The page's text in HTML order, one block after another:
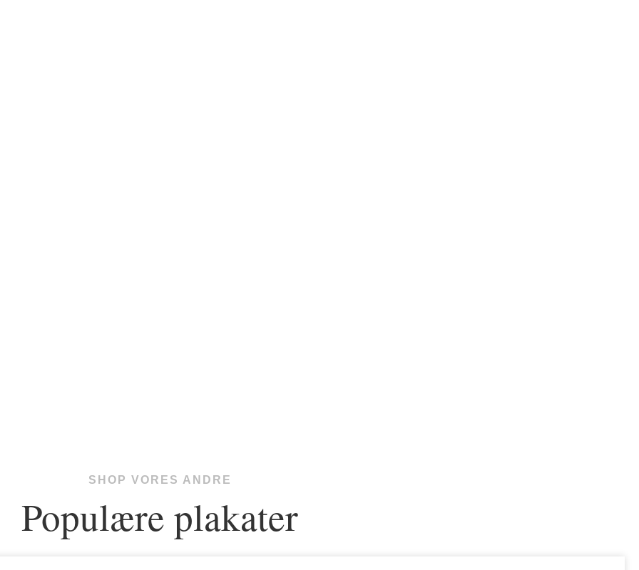
SHOP VORES ANDRE
Populære plakater